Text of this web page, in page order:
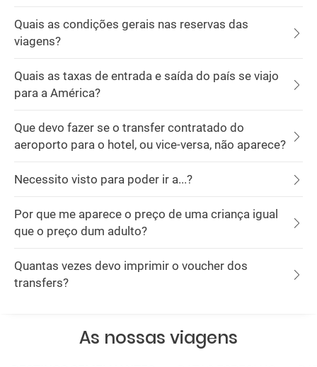
Quais as condições gerais nas reservas das
viagens?
Quais as taxas de entrada e saída do país se viajo
para a América?
Que devo fazer se o transfer contratado do
aeroporto para o hotel, ou vice-versa, não aparece?
Necessito visto para poder ir a...?
Por que me aparece o preço de uma criança igual
que o preço dum adulto?
Quantas vezes devo imprimir o voucher dos
transfers?
As nossas viagens